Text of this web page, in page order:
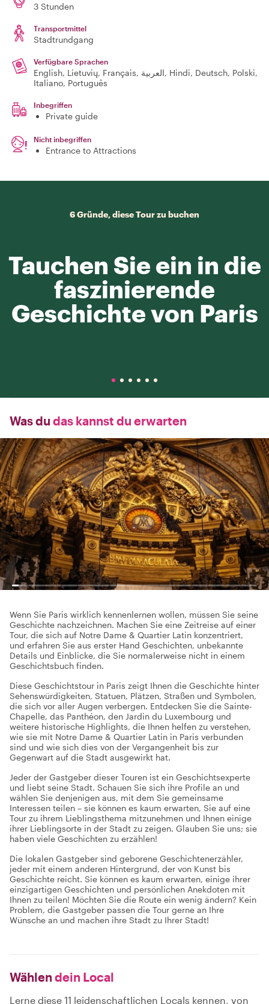
3 Stunden
Transportmittel
Stadtrundgang
Verfügbare Sprachen
English, Lietuvių, Français, العربية, Hindi, Deutsch, Polski,
Italiano, Português
Inbegriffen
Private guide
Nicht inbegriffen
Entrance to Attractions
6 Gründe, diese Tour zu buchen
Tauchen Sie ein in die
faszinierende
Geschichte von Paris
Was du das kannst du erwarten
Wenn Sie Paris wirklich kennenlernen wollen, müssen Sie seine
Geschichte nachzeichnen. Machen Sie eine Zeitreise auf einer
Tour, die sich auf Notre Dame & Quartier Latin konzentriert,
und erfahren Sie aus erster Hand Geschichten, unbekannte
Details und Einblicke, die Sie normalerweise nicht in einem
Geschichtsbuch finden.
Diese Geschichtstour in Paris zeigt Ihnen die Geschichte hinter
Sehenswürdigkeiten, Statuen, Plätzen, Straßen und Symbolen,
die sich vor aller Augen verbergen. Entdecken Sie die Sainte-
Chapelle, das Panthéon, den Jardin du Luxembourg und
weitere historische Highlights, die Ihnen helfen zu verstehen,
wie sie mit Notre Dame & Quartier Latin in Paris verbunden
sind und wie sich dies von der Vergangenheit bis zur
Gegenwart auf die Stadt ausgewirkt hat.
Jeder der Gastgeber dieser Touren ist ein Geschichtsexperte
und liebt seine Stadt. Schauen Sie sich ihre Profile an und
wählen Sie denjenigen aus, mit dem Sie gemeinsame
Interessen teilen – sie können es kaum erwarten, Sie auf eine
Tour zu ihrem Lieblingsthema mitzunehmen und Ihnen einige
ihrer Lieblingsorte in der Stadt zu zeigen. Glauben Sie uns; sie
haben viele Geschichten zu erzählen!
Die lokalen Gastgeber sind geborene Geschichtenerzähler,
jeder mit einem anderen Hintergrund, der von Kunst bis
Geschichte reicht. Sie können es kaum erwarten, einige ihrer
einzigartigen Geschichten und persönlichen Anekdoten mit
Ihnen zu teilen! Möchten Sie die Route ein wenig ändern? Kein
Problem, die Gastgeber passen die Tour gerne an Ihre
Wünsche an und machen ihre Stadt zu Ihrer Stadt!
Wählen dein Local
Lerne diese 11 leidenschaftlichen Locals kennen, von